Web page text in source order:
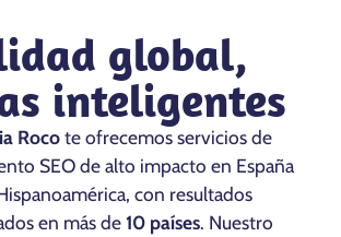
global,
inteligentes
Rocote ofrecemos servicios de
SEO de alto impacto en España
con resultados
en más de10 países. Nuestro